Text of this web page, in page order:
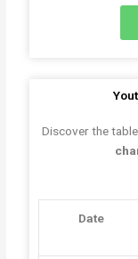
Discover the
Date